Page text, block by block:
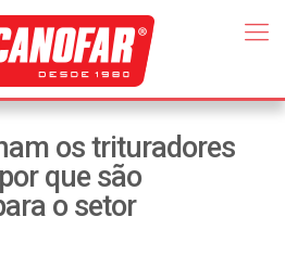
os trituradores
que são
o setor